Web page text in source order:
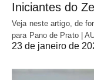
Iniciantes do
Veja neste artigo, de
para Pano de Prato |
23 de janeiro de